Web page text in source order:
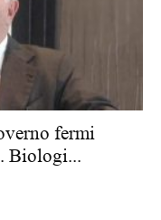
fermi
Biologi...